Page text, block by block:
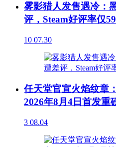
雾影猎人发售遇冷：
评，Steam好评率仅
10 07.30
任天堂官宣火焰纹章
2026年8月4日首发重
3 08.04